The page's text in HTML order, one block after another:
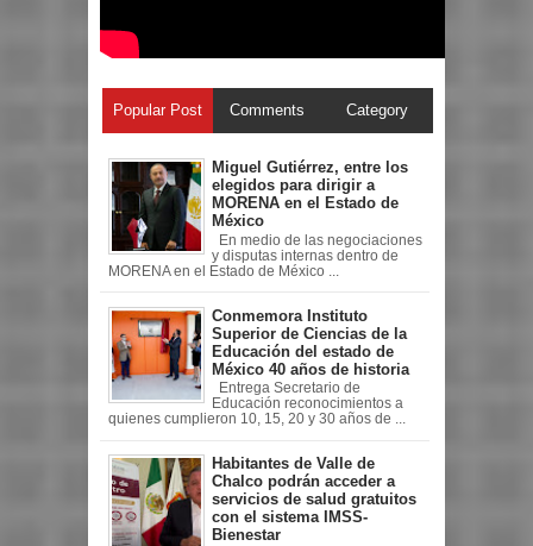
Popular Post Comments Category
Miguel Gutiérrez, entre los
elegidos para dirigir a
MORENA en el Estado de
México
En medio de las negociaciones
y disputas internas dentro de
MORENA en el Estado de México ...
Conmemora Instituto
Superior de Ciencias de la
Educación del estado de
México 40 años de historia
Entrega Secretario de
Educación reconocimientos a
quienes cumplieron 10, 15, 20 y 30 años de ...
Habitantes de Valle de
Chalco podrán acceder a
servicios de salud gratuitos
con el sistema IMSS-
Bienestar